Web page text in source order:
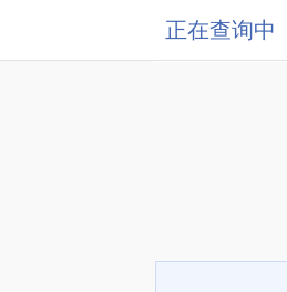
正在查询中